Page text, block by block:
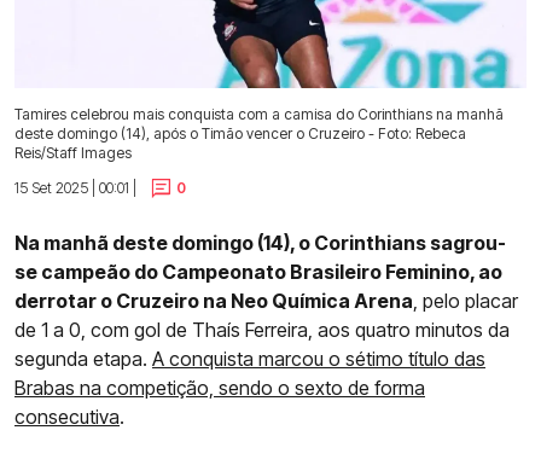
Tamires celebrou mais conquista com a camisa do Corinthians na manhã
deste domingo (14), após o Timão vencer o Cruzeiro - Foto: Rebeca
Reis/Staff Images
15 Set 2025 | 00:01 |
0
Na manhã deste domingo (14), o Corinthians sagrou-
se campeão do Campeonato Brasileiro Feminino, ao
derrotar o Cruzeiro na Neo Química Arena, pelo placar
de 1 a 0, com gol de Thaís Ferreira, aos quatro minutos da
segunda etapa. A conquista marcou o sétimo título das
Brabas na competição, sendo o sexto de forma
consecutiva.